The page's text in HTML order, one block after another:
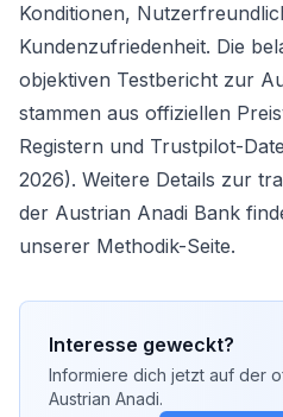
Konditionen,
Kundenzufriedenheit. Die
objektiven Testbericht zur
stammen aus offiziellen
Registern und Trustpilot-
2026). Weitere Details zur
der Austrian Anadi Bank
unserer Methodik-Seite.
Interesse geweckt?
Informiere dich jetzt auf der
Austrian Anadi.